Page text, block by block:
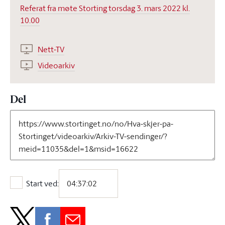
Referat fra møte Storting torsdag 3. mars 2022 kl.
10.00
Nett-TV
Videoarkiv
Del
Start ved:
Start ved: